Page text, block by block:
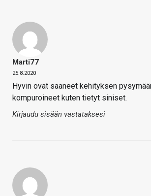
Marti77
25.8.2020
Hyvin ovat saaneet kehityksen
kompuroineet kuten tietyt siniset.
Kirjaudu sisään vastataksesi